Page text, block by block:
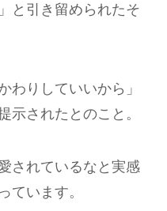
と引き留められたそ
わりしていいから」
示されたとのこと。
されているなと実感
ています。